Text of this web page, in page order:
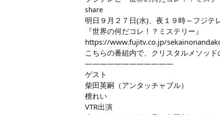
share
明日９月２７日(水)、夜１９時～フジテ
『世界の何だコレ！？ミステリー』
https://www.fujitv.co.jp/
こちらの番組内で、クリスタルメソッ
————————————
ゲスト
柴田英嗣（アンタッチャブル）
檀れい
VTR出演